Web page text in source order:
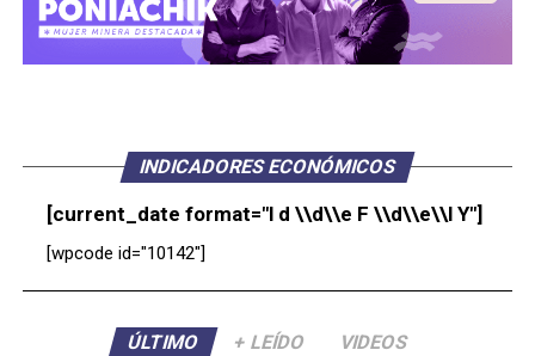
INDICADORES ECONÓMICOS
[current_date format="l d \\d\\e F \\d\\e\\l Y"]
[wpcode id="10142"]
ÚLTIMO + LEÍDO VIDEOS